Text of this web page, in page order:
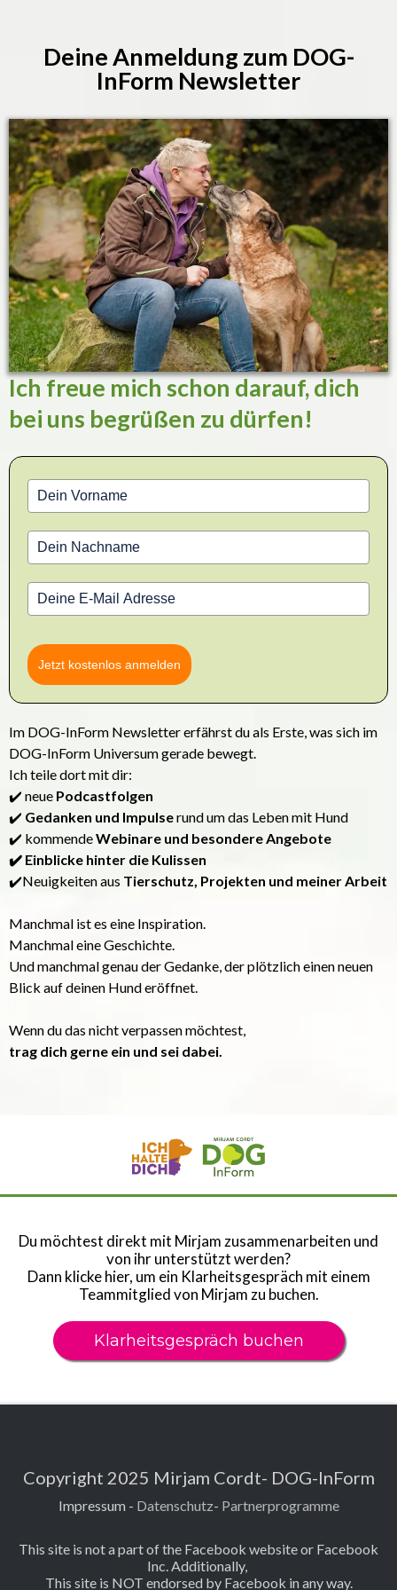
Deine Anmeldung zum DOG-
InForm Newsletter
Ich freue mich schon darauf, dich
bei uns begrüßen zu dürfen!
Jetzt kostenlos anmelden
Im DOG-InForm Newsletter erfährst du als Erste, was sich im
DOG-InForm Universum gerade bewegt.
Ich teile dort mit dir:
✔️ neue Podcastfolgen
✔️ Gedanken und Impulserund um das Leben mit Hund
✔️ kommendeWebinare und besondere Angebote
✔️ Einblicke hinter die Kulissen
✔️Neuigkeiten aus Tierschutz, Projekten und meiner Arbeit
Manchmal ist es eine Inspiration.
Manchmal eine Geschichte.
Und manchmal genau der Gedanke, der plötzlich einen neuen
Blick auf deinen Hund eröffnet.
Wenn du das nicht verpassen möchtest,
trag dich gerne ein und sei dabei.
Du möchtest direkt mit Mirjam zusammenarbeiten und
von ihr unterstützt werden?
Dann klicke hier, um ein Klarheitsgespräch mit einem
Teammitglied von Mirjam zu buchen.
Klarheitsgespräch buchen
Copyright 2025 Mirjam Cordt- DOG-InForm
Impressum- Datenschutz- Partnerprogramme
This site is not a part of the Facebook website or Facebook
Inc. Additionally,
This site is NOT endorsed by Facebook in any way.